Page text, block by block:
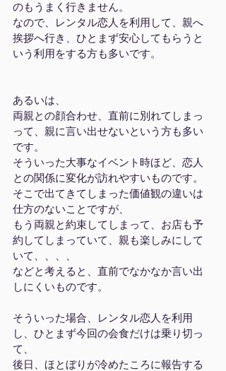
のもうまく行きません。
なので、レンタル恋人を利用して、親へ
挨拶へ行き、ひとまず安心してもらうと
いう利用をする方も多いです。
あるいは、
両親との顔合わせ、直前に別れてしまっ
って、親に言い出せないという方も多い
です。
そういった大事なイベント時ほど、恋人
との関係に変化が訪れやすいものです。
そこで出てきてしまった価値観の違いは
仕方のないことですが、
もう両親と約束してしまって、お店も予
約してしまっていて、親も楽しみにして
いて、、、、
などと考えると、直前でなかなか言い出
しにくいものです。
そういった場合、レンタル恋人を利用
し、ひとまず今回の会食だけは乗り切っ
て、
後日、ほとぼりが冷めたころに報告する